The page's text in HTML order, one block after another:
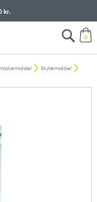
0
kr.
Search
Vaskemiddel
Skyllemiddel